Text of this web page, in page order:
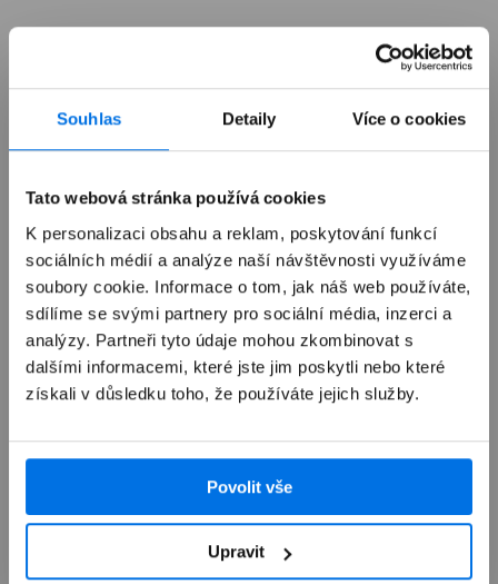
Souhlas Detaily Více o cookies
Tato webová stránka používá cookies
K personalizaci obsahu a reklam, poskytování funkcí
sociálních médií a analýze naší návštěvnosti využíváme
soubory cookie. Informace o tom, jak náš web používáte,
sdílíme se svými partnery pro sociální média, inzerci a
analýzy. Partneři tyto údaje mohou zkombinovat s
dalšími informacemi, které jste jim poskytli nebo které
získali v důsledku toho, že používáte jejich služby.
Povolit vše
Upravit
Již není v prodeji
Výkup zařízení
Autorizovaný servis Apple
Možnosti doručení
Přehled